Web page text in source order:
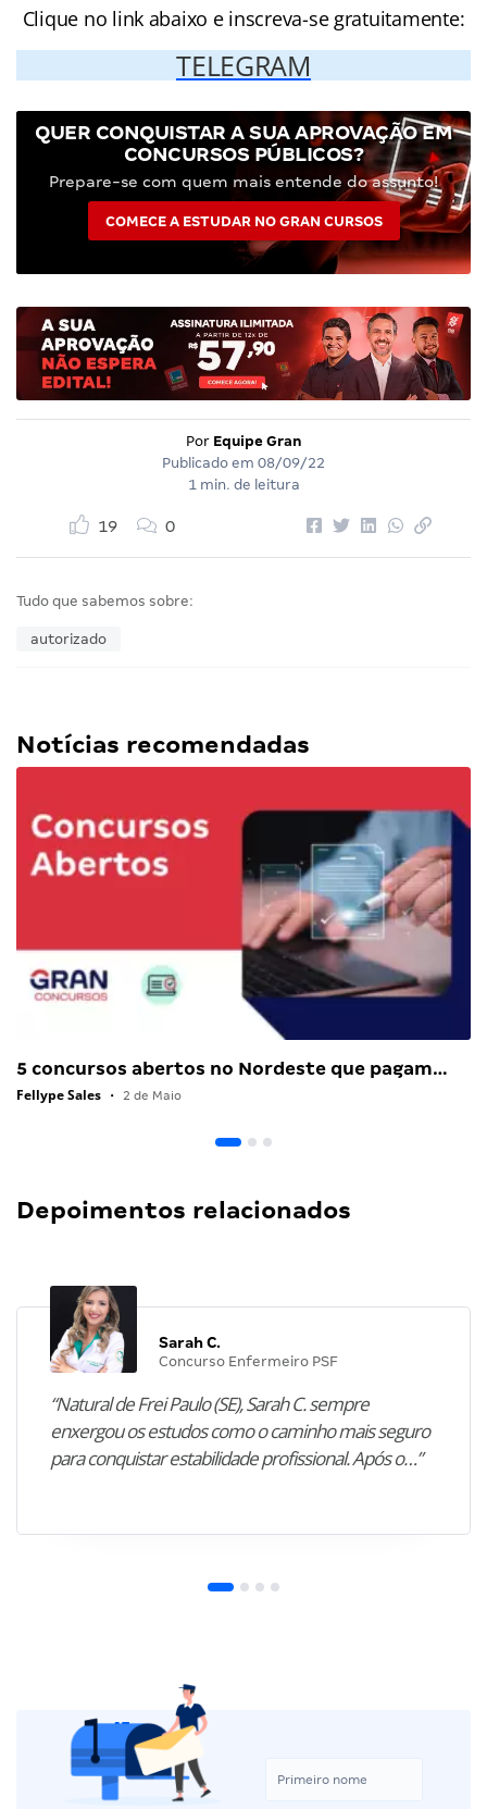
Clique no link abaixo e inscreva-se gratuitamente:
TELEGRAM
QUER CONQUISTAR A SUA APROVAÇÃO EM
CONCURSOS PÚBLICOS?
Prepare-se com quem mais entende do assunto!
COMECE A ESTUDAR NO GRAN CURSOS
Por Equipe Gran
Publicado em 08/09/22
1 min. de leitura
19 0
Tudo que sabemos sobre:
autorizado
Notícias recomendadas
5 concursos abertos no Nordeste que pagam…
Fellype Sales • 2 de Maio
Depoimentos relacionados
Sarah C.
Concurso Enfermeiro PSF
“Natural de Frei Paulo (SE), Sarah C. sempre
enxergou os estudos como o caminho mais seguro
para conquistar estabilidade profissional. Após o…”